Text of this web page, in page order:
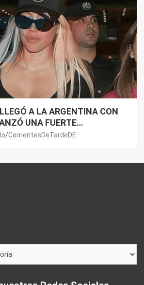
A LA ARGENTINA CON
UNA FUERTE
MAURO ICARDI
CorrientesDeTardeDE